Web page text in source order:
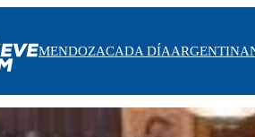
MENDOZACADA DÍAARGENTINA